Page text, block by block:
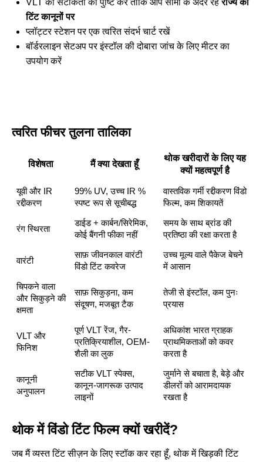
VLT की सटीकता की पुष्टि करें ताकि आप सीमा के अंदर रहें राज्य की
टिंट कानूनों पर
प्लॉट्टर स्टेशन पर एक त्वरित संदर्भ चार्ट रखें
बॉर्डरलाइन सेटअप पर इंस्टॉल की दोबारा जांच के लिए मीटर का
उपयोग करें
त्वरित फीचर तुलना तालिका
विशेषता मैं क्या देखता हूँ
थोक खरीदारों के लिए यह
क्यों महत्वपूर्ण है
यूवी और IR
रद्दीकरण
99% UV, उच्च IR %
स्पष्ट रूप से सूचीबद्ध
वास्तविक गर्मी रद्दीकरण विंडो
फिल्म, कम शिकायतें
रंग स्थिरता
डाईड + कार्बन/सिरेमिक,
कोई बैंगनी फीका नहीं
समय के साथ ब्रांड की
प्रतिष्ठा की रक्षा करता है
वारंटी
साफ़ जीवनकाल वारंटी
विंडो टिंट कवरेज
उच्च मूल्य वाले पैकेज बेचने
में आसान
चिपकने वाला
और सिकुड़ने की
क्षमता
साफ़ सिकुड़ना, कम
संदूषण, मजबूत टैक
तेजी से इंस्टॉल, कम पुनः
प्रयास
VLT और
फिनिश
पूर्ण VLT रेंज, गैर-
प्रतिक्रियाशील, OEM-
शैली का लुक
अधिकांश भारत ग्राहक
प्राथमिकताओं को कवर
करता है
कानूनी
अनुपालन
सटीक VLT स्पेक्स,
कानून-जागरूक उत्पाद
लाइनों
जुर्माने से बचाता है, बेड़े और
डीलरों को आरामदायक
रखता है
थोक में विंडो टिंट फिल्म क्यों खरीदें?
जब मैं व्यस्त टिंट सीज़न के लिए स्टॉक कर रहा हूँ, थोक में खिड़की टिंट